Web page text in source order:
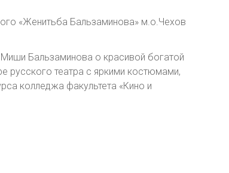
«Женитьба Бальзаминова» м.о.Чехов
Бальзаминова о красивой богатой
русского театра с яркими костюмами,
колледжа факультета «Кино и